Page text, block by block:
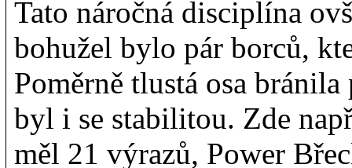
Tato náročná disciplína
bohužel bylo pár borců,
Poměrně tlustá osa
byl i se stabilitou. Zde
měl 21 výrazů, Power